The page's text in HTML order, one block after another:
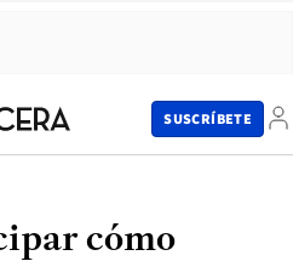
SUSCRÍBETE
cómo